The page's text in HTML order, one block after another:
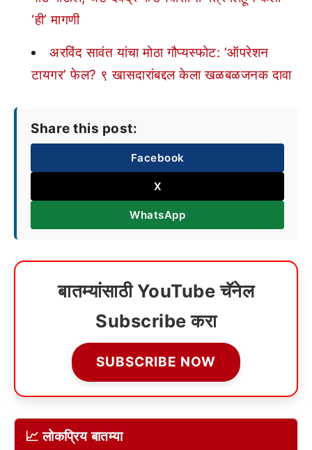
‘ही’ मागणी
अरविंद सावंत यांचा मोठा गौप्यस्फोट: ‘ऑपरेशन
टायगर’ फेल? ९ खासदारांबद्दल केला खळबळजनक दावा
Share this post:
Facebook
X
WhatsApp
बातम्यांसाठी YouTube चॅनेल
Subscribe करा
SUBSCRIBE NOW
📈 लोकप्रिय बातम्या